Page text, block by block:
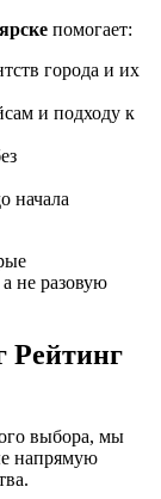
помогает:
города и их
и подходу к
начала
не разовую
Рейтинг
выбора, мы
напрямую